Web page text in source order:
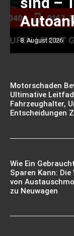
8. August 2026
Motorschaden
Ultimative
Fahrzeughalter,
Entscheidungen
Wie Ein
Sparen Kann:
von
zu Neuwagen